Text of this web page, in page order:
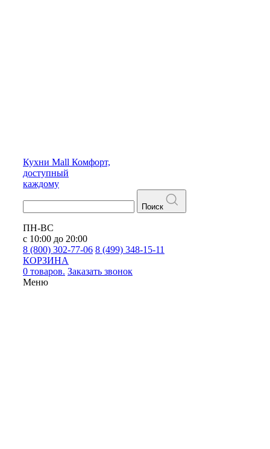
Кухни Mall Комфорт,
доступный
каждому
Поиск
ПН-ВС
с 10:00 до 20:00
8 (800) 302-77-06 8 (499) 348-15-11
КОРЗИНА
0 товаров. Заказать звонок
Меню